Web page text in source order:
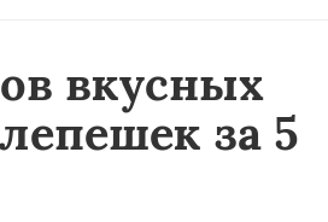
вкусных
за 5